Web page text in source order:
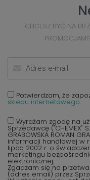
CHCESZ BYĆ NA
Potwierdzam, że
sklepu internetowego.
Wyrażam zgodę na
Sprzedawcę ("CHEMEX"
GRABOWSKA ROMAN
informacji handlowej w
lipca 2002 r. o
marketingu
elektronicznej.
Zgadzam się na
(adres email) przez